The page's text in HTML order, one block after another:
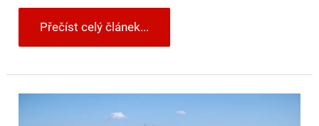
Přečíst celý článek...
Příjezd